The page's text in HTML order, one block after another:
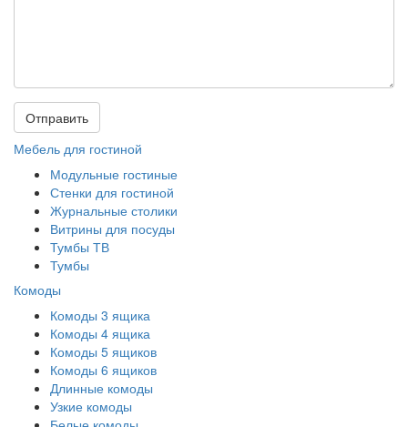
Отправить
Мебель для гостиной
Модульные гостиные
Стенки для гостиной
Журнальные столики
Витрины для посуды
Тумбы ТВ
Тумбы
Комоды
Комоды 3 ящика
Комоды 4 ящика
Комоды 5 ящиков
Комоды 6 ящиков
Длинные комоды
Узкие комоды